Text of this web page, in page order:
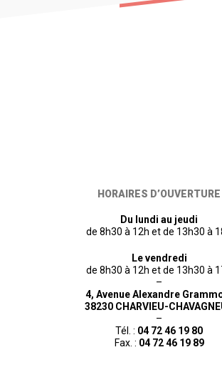
HORAIRES D’OUVERTURE
Du lundi au jeudi
de 8h30 à 12h et de 13h30 à
Le vendredi
de 8h30 à 12h et de 13h30 à
–
4, Avenue Alexandre
38230 CHARVIEU-
–
Tél. : 04 72 46 19 80
Fax. : 04 72 46 19 89